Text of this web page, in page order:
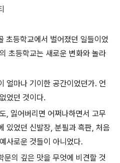
초등학교에서 벌어졌던 일들이었
초등학교는 새로운 변화와 놀라
얼마나 기이한 공간이었던가. 언
었던 것이다.
, 잃어버리면 어쩌나하면서 고무
있었던 신발장, 분필과 흑판, 처음
사로운 것들이 아니었다.
문의 깊은 맛을 무엇에 비견할 것